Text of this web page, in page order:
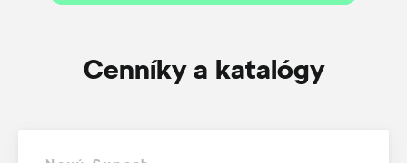
Cenníky a katalógy